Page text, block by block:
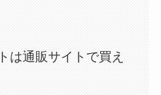
は通販サイトで買え